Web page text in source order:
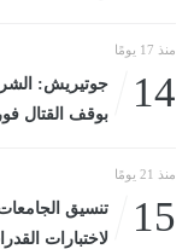
منذ 17 يومًا
14
جوتيريش:
بوقف القتال
منذ 21 يومًا
15
لاختبارات